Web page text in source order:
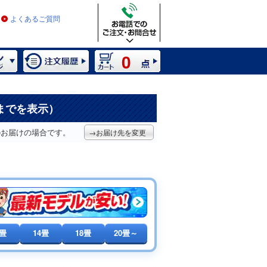
よくあるご質問
0
を表示）
届けの場合です。 →お届け先を変更
14畳 18畳 20畳～